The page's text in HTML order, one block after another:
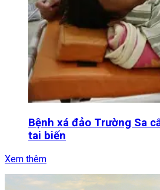
Bệnh xá đảo Trường Sa
tai biến
Xem thêm